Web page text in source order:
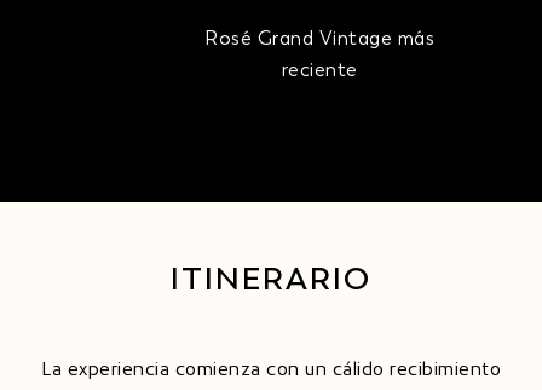
Rosé Grand Vintage más
reciente
ITINERARIO
La experiencia comienza con un cálido recibimiento